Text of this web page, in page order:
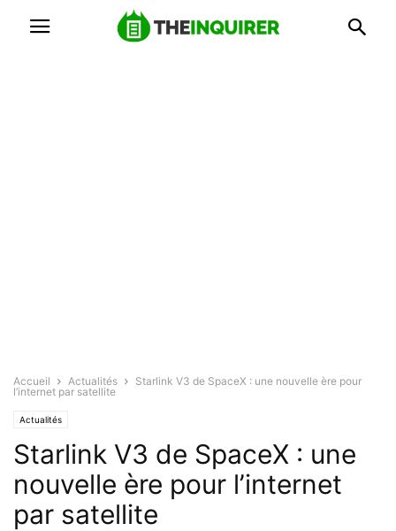
Accueil Actualités
Starlink V3 de SpaceX : une nouvelle ère pour
l’internet par satellite
Actualités
Starlink V3 de SpaceX : une
nouvelle ère pour l’internet
par satellite